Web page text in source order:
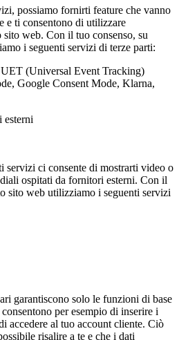
possiamo fornirti feature che vanno
e ti consentono di utilizzare
sito web. Con il tuo consenso, su
i seguenti servizi di terze parti:
(Universal Event Tracking)
Google Consent Mode, Klarna,
esterni
servizi ci consente di mostrarti video o
ospitati da fornitori esterni. Con il
sito web utilizziamo i seguenti servizi
garantiscono solo le funzioni di base
per esempio di inserire i
accedere al tuo account cliente. Ciò
risalire a te e che i dati